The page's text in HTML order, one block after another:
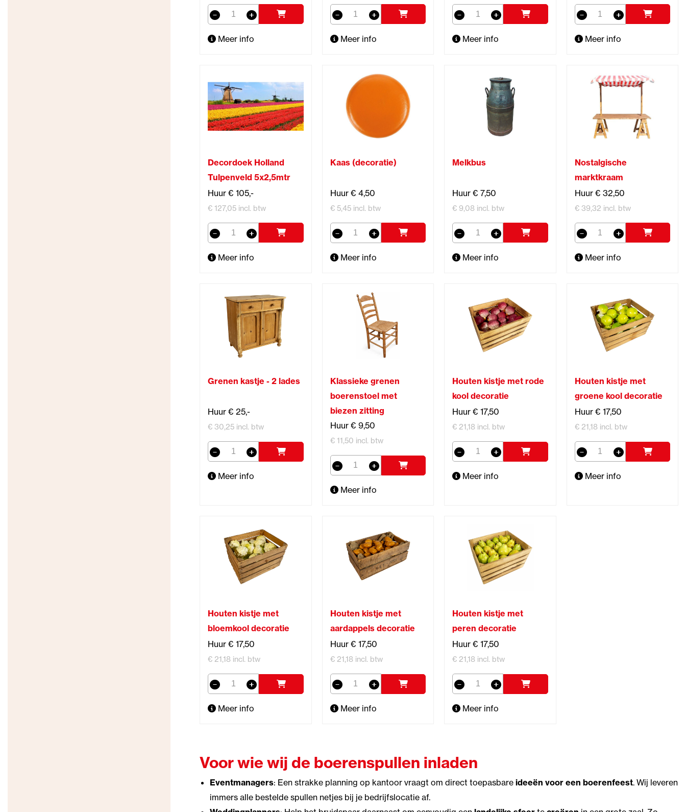
Meer info Meer info Meer info Meer info
Decordoek Holland
Tulpenveld 5x2,5mtr
Huur € 105,-
€ 127,05 incl. btw
Meer info
Kaas (decoratie)
Huur € 4,50
€ 5,45 incl. btw
Meer info
Melkbus
Huur € 7,50
€ 9,08 incl. btw
Meer info
Nostalgische
marktkraam
Huur € 32,50
€ 39,32 incl. btw
Meer info
Grenen kastje - 2 lades
Huur € 25,-
€ 30,25 incl. btw
Meer info
Klassieke grenen
boerenstoel met
biezen zitting
Huur € 9,50
€ 11,50 incl. btw
Meer info
Houten kistje met rode
kool decoratie
Huur € 17,50
€ 21,18 incl. btw
Meer info
Houten kistje met
groene kool decoratie
Huur € 17,50
€ 21,18 incl. btw
Meer info
Houten kistje met
bloemkool decoratie
Huur € 17,50
€ 21,18 incl. btw
Meer info
Houten kistje met
aardappels decoratie
Huur € 17,50
€ 21,18 incl. btw
Meer info
Houten kistje met
peren decoratie
Huur € 17,50
€ 21,18 incl. btw
Meer info
Voor wie wij de boerenspullen inladen
Eventmanagers: Een strakke planning op kantoor vraagt om direct toepasbareideeën voor een boerenfeest. Wij leveren
immers alle bestelde spullen netjes bij je bedrijfslocatie af.